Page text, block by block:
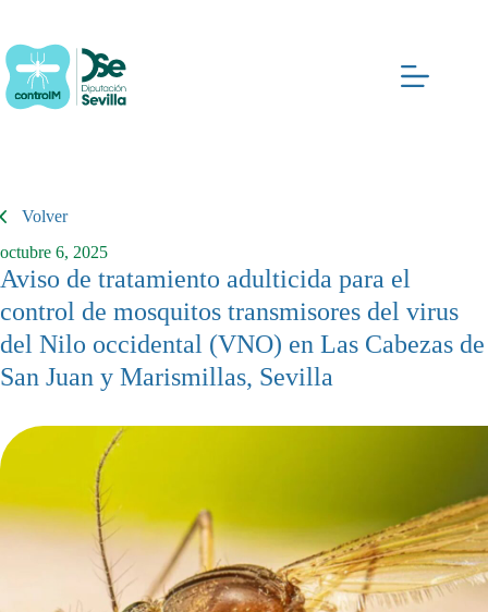
contenido
Volver
octubre 6, 2025
Aviso de tratamiento adulticida para el
control de mosquitos transmisores del virus
del Nilo occidental (VNO) en Las Cabezas de
San Juan y Marismillas, Sevilla